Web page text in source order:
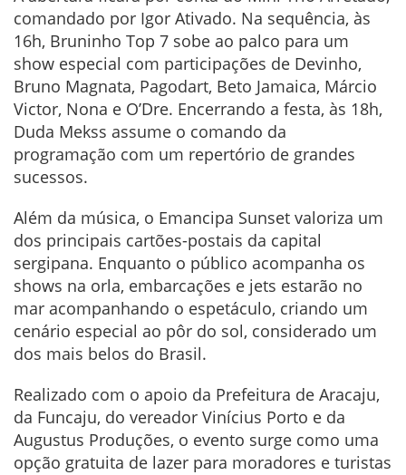
comandado por Igor Ativado. Na sequência, às
16h, Bruninho Top 7 sobe ao palco para um
show especial com participações de Devinho,
Bruno Magnata, Pagodart, Beto Jamaica, Márcio
Victor, Nona e O’Dre. Encerrando a festa, às 18h,
Duda Mekss assume o comando da
programação com um repertório de grandes
sucessos.
Além da música, o Emancipa Sunset valoriza um
dos principais cartões-postais da capital
sergipana. Enquanto o público acompanha os
shows na orla, embarcações e jets estarão no
mar acompanhando o espetáculo, criando um
cenário especial ao pôr do sol, considerado um
dos mais belos do Brasil.
Realizado com o apoio da Prefeitura de Aracaju,
da Funcaju, do vereador Vinícius Porto e da
Augustus Produções, o evento surge como uma
opção gratuita de lazer para moradores e turistas